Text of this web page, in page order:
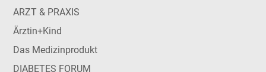
ARZT & PRAXIS
Ärztin+Kind
Das Medizinprodukt
DIABETES FORUM